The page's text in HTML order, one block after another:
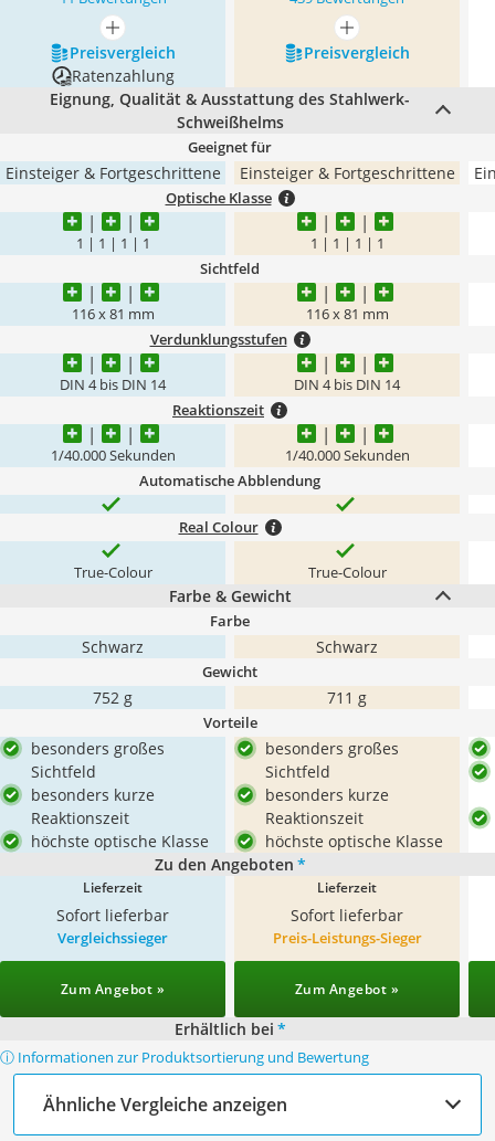
mehr anzeigen
mehr anzeigen
Preis­vergleich
Preis­vergleich
Ratenzahlung
Eignung, Qualität & Ausstattung des Stahlwerk-
Schweißhelms
Geeignet für
Einsteiger & Fortgeschrittene Einsteiger & Fortgeschrittene
Optische Klasse
1 | 1 | 1 | 1 1 | 1 | 1 | 1
Sichtfeld
116 x 81 mm 116 x 81 mm
Verdunklungsstufen
DIN 4 bis DIN 14 DIN 4 bis DIN 14
Reaktionszeit
1/40.000 Sekunden 1/40.000 Sekunden
Automatische Abblendung
Real Colour
True-Colour True-Colour
Farbe & Gewicht
Farbe
Schwarz Schwarz
Gewicht
752 g 711 g
Vorteile
besonders großes
Sichtfeld
besonders kurze
Reaktionszeit
höchste optische Klasse
besonders großes
Sichtfeld
besonders kurze
Reaktionszeit
höchste optische Klasse
Zu den Angeboten *
Lieferzeit
Sofort lieferbar
Lieferzeit
Sofort lieferbar
Vergleichssieger
Zum Angebot »
Preis-Leistungs-Sieger
Zum Angebot »
Erhältlich bei *
ⓘ Informationen zur Produktsortierung und Bewertung
Ähnliche Vergleiche anzeigen